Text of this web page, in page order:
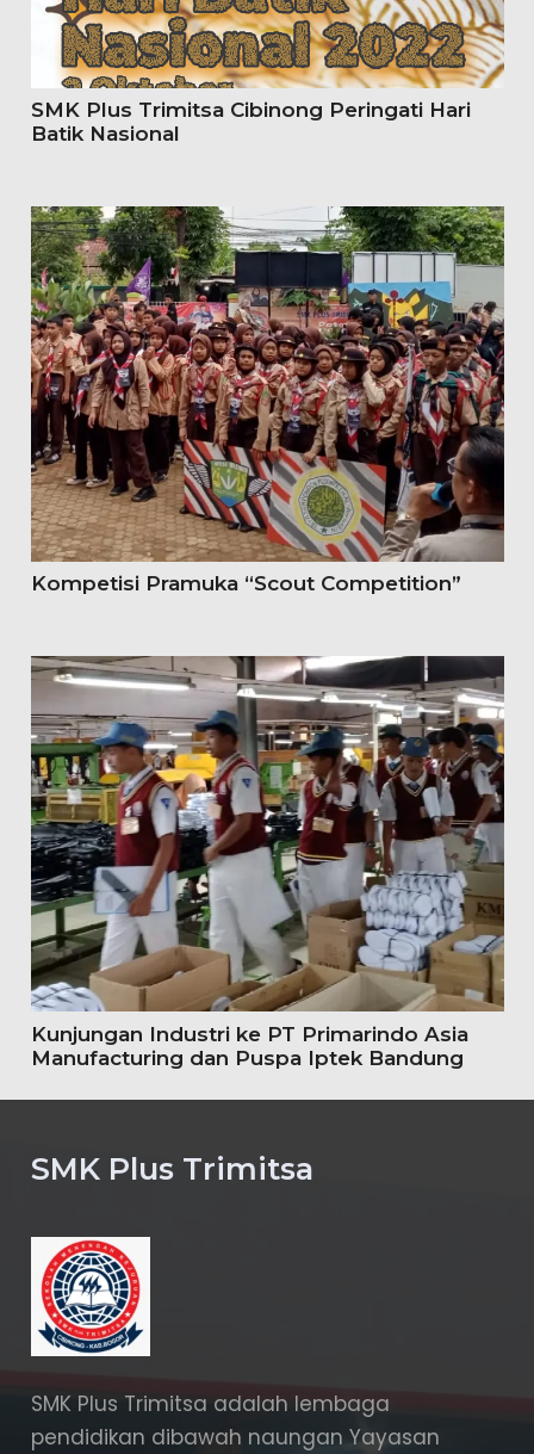
SMK Plus Trimitsa Cibinong Peringati Hari
Batik Nasional
Kompetisi Pramuka “Scout Competition”
Kunjungan Industri ke PT Primarindo Asia
Manufacturing dan Puspa Iptek Bandung
SMK Plus Trimitsa
SMK Plus Trimitsa adalah lembaga
pendidikan dibawah naungan Yayasan